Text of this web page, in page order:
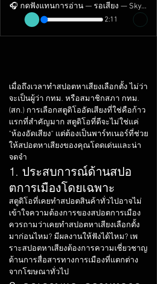
🎧 กดฟังแทนการอ่าน — รอเสียง — Skyline Studio
2:11
เมื่อถึงเวลาทำสปอตหาเสียงเลือกตั้ง ไม่ว่า
จะเป็นผู้ว่า กทม. หรือสมาชิกสภา กทม.
(สก.) การเลือกสตูดิโออัดเสียงที่ใช่คือก้าว
แรกที่สำคัญมาก สตูดิโอที่ดีจะไม่ใช่แค่
"ห้องอัดเสียง" แต่ต้องเป็นพาร์ทเนอร์ที่ช่วย
ให้สปอตหาเสียงของคุณโดดเด่นและน่า
จดจำ
1. ประสบการณ์ด้านสปอ
ตการเมืองโดยเฉพาะ
สตูดิโอที่เคยทำสปอตสินค้าทั่วไปอาจไม่
เข้าใจความต้องการของสปอตการเมือง
ควรถามว่าเคยทำสปอตหาเสียงเลือกตั้ง
มาก่อนไหม? มีผลงานให้ฟังได้ไหม? เพ
ราะสปอตหาเสียงต้องการความเชี่ยวชาญ
ด้านการสื่อสารทางการเมืองที่แตกต่าง
จากโฆษณาทั่วไป